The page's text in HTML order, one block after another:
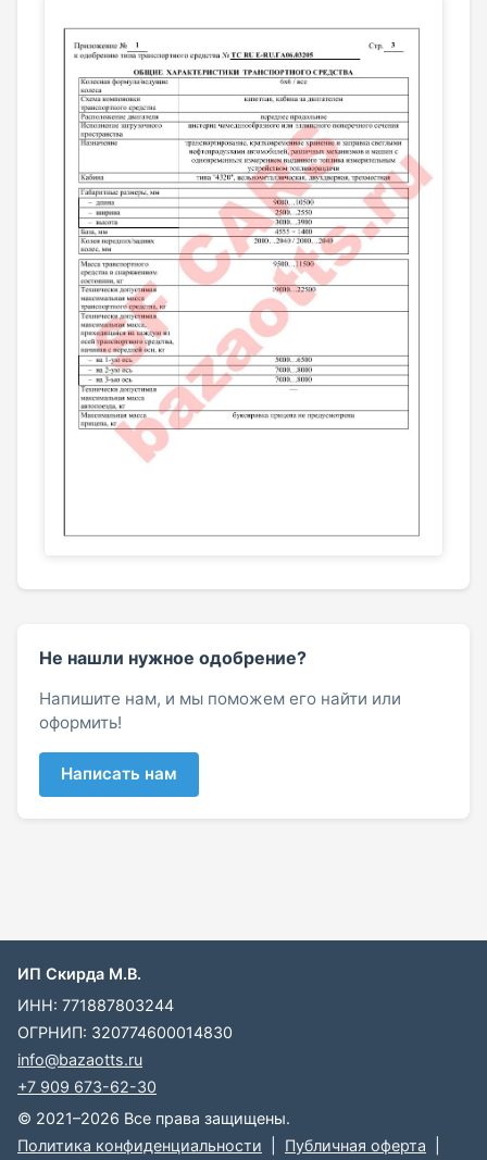
Не нашли нужное одобрение?
Напишите нам, и мы поможем его найти или
оформить!
Написать нам
ИП Скирда М.В.
ИНН: 771887803244
ОГРНИП: 320774600014830
info@bazaotts.ru
+7 909 673-62-30
© 2021–2026 Все права защищены.
Политика конфиденциальности
Публичная оферта